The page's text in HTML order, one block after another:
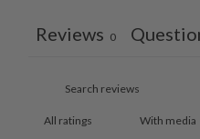
Reviews 0
With media